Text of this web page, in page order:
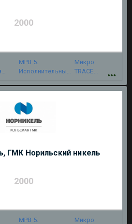
2000
МРВ 5.
Исполнительный
Микро
TRACE
ГМК Норильский никель
2000
МРВ 5.
Микро